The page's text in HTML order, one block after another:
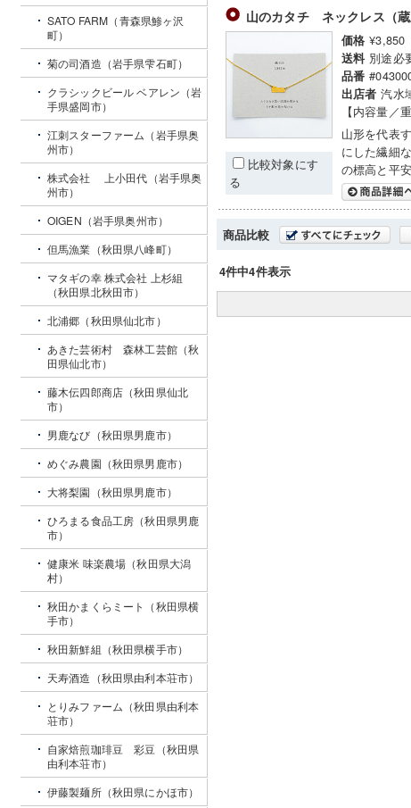
山のカタチ ネックレス（蔵
比較対象にす
る
価格 ¥3,850
送料 別途必
品番
出店者 汽水
【内容量／
山形を代表
にした繊細
の標高と平
商品比較
4件中4件表示
SATO FARM（青森県鯵ヶ沢
町）
菊の司酒造（岩手県雫石町）
クラシックビール ベアレン（岩
手県盛岡市）
江刺スターファーム（岩手県奥
州市）
株式会社 上小田代（岩手県奥
州市）
OIGEN（岩手県奥州市）
但馬漁業（秋田県八峰町）
マタギの幸 株式会社 上杉組
（秋田県北秋田市）
北浦郷（秋田県仙北市）
あきた芸術村 森林工芸館（秋
田県仙北市）
藤木伝四郎商店（秋田県仙北
市）
男鹿なび（秋田県男鹿市）
めぐみ農園（秋田県男鹿市）
大将梨園（秋田県男鹿市）
ひろまる食品工房（秋田県男鹿
市）
健康米 味楽農場（秋田県大潟
村）
秋田かまくらミート（秋田県横
手市）
秋田新鮮組（秋田県横手市）
天寿酒造（秋田県由利本荘市）
とりみファーム（秋田県由利本
荘市）
自家焙煎珈琲豆 彩豆（秋田県
由利本荘市）
伊藤製麺所（秋田県にかほ市）